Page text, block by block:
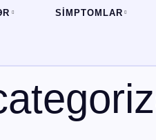
SIMPTOMLAR